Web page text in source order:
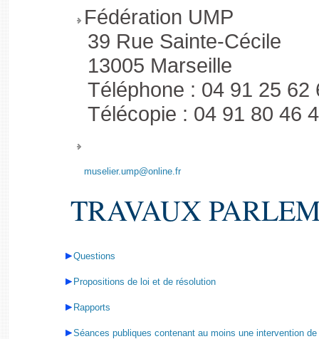
Fédération UMP
39 Rue Sainte-Cécile
13005 Marseille
Téléphone : 04 91 25 62
Télécopie : 04 91 80 46
muselier.ump@online.fr
TRAVAUX
Questions
Propositions de loi et de résolution
Rapports
Séances publiques contenant au moins une intervention